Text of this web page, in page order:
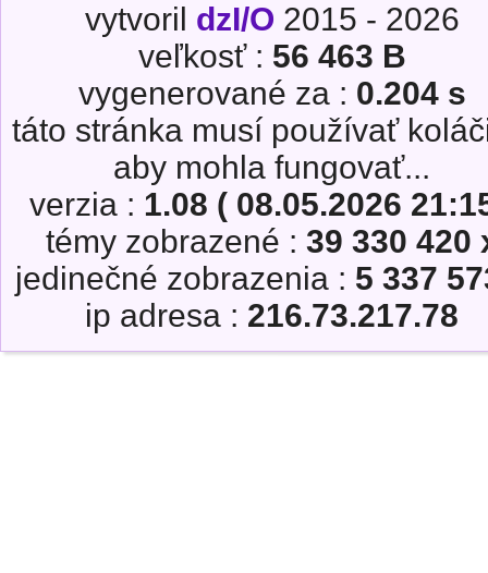
vytvoril dzI/O 2015 - 2026
veľkosť : 56 463 B
vygenerované za : 0.204 s
táto stránka musí používať
aby mohla fungovať...
verzia : 1.08 ( 08.05.2026
témy zobrazené : 39 330 420
jedinečné zobrazenia : 5 337
ip adresa : 216.73.217.78